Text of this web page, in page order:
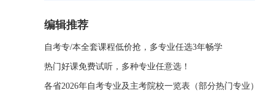
编辑推荐
自考专/本全套课程低价抢，多专业任选3年畅学
热门好课免费试听，多种专业任意选！
各省2026年自考专业及主考院校一览表（部分热门专业）